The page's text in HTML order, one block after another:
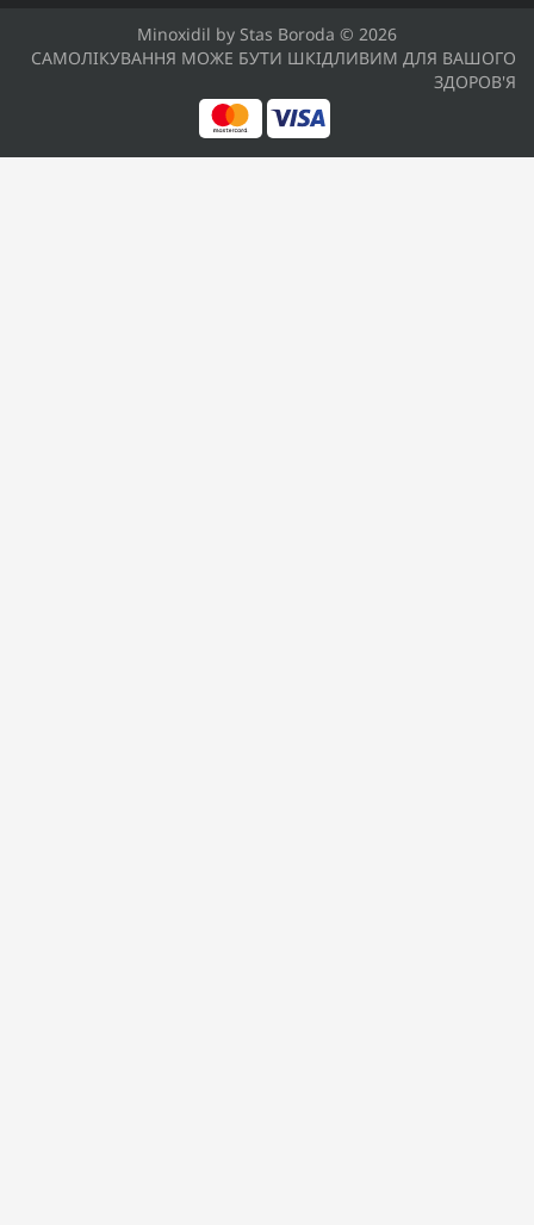
Minoxidil by Stas Boroda © 2026
САМОЛІКУВАННЯ МОЖЕ БУТИ ШКІДЛИВИМ ДЛЯ ВАШОГО
ЗДОРОВ'Я